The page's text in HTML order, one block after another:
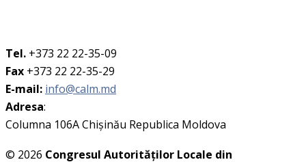
Tel. +373 22 22-35-09
Fax +373 22 22-35-29
E-mail: info@calm.md
Adresa:
Columna 106A Chişinău Republica Moldova
© 2026 Congresul Autorităţilor Locale din